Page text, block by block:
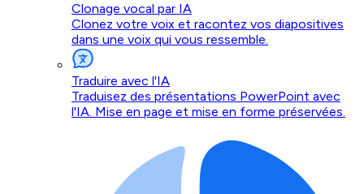
Clonage vocal par IA
Clonez votre voix et racontez vos diapositives
dans une voix qui vous ressemble.
Traduire avec l'IA
Traduisez des présentations PowerPoint avec
l'IA. Mise en page et mise en forme préservées.